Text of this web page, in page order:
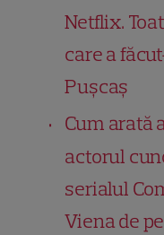
Netflix.
care a
Pușcaș
Cum arată
actorul
serialul
Viena de